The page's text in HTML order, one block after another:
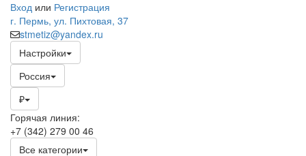
Вход или Регистрация
г. Пермь, ул. Пихтовая, 37
stmetiz@yandex.ru
Настройки
Россия
₽
Горячая линия:
+7 (342) 279 00 46
Все категории